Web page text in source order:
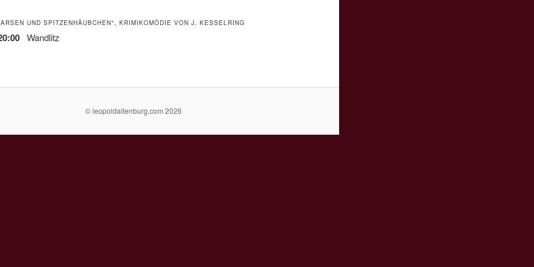
UND SPITZENHÄUBCHEN", KRIMIKOMÖDIE VON J. KESSELRING
Wandlitz
© leopoldaltenburg.com 2026